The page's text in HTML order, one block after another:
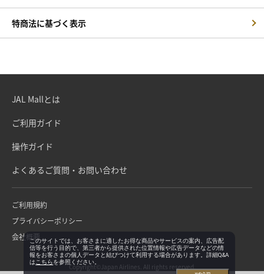
特商法に基づく表示
JAL Mallとは
ご利用ガイド
操作ガイド
よくあるご質問・お問い合わせ
ご利用規約
プライバシーポリシー
会社概要
Copyright©Japan Airlines. All rights reserved.
このサイトでは、お客さまに適したお得な商品やサービスの案内、広告配
信等を行う目的で、第三者から提供された位置情報や広告データなどの情
報をお客さまの個人データと結びつけて利用する場合があります。詳細Q&A
は こちらを参照ください。